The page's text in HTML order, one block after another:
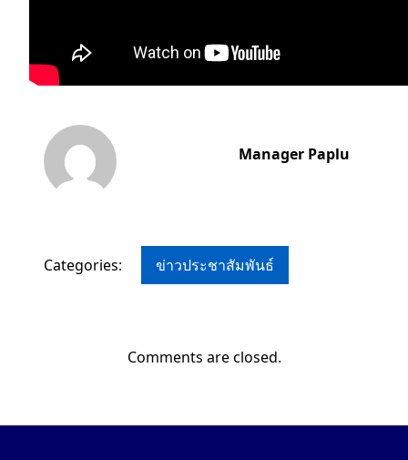
Manager Paplu
Categories: ข่าวประชาสัมพันธ์
Comments are closed.